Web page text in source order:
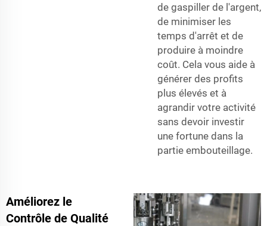
de gaspiller de l'argent,
de minimiser les
temps d'arrêt et de
produire à moindre
coût. Cela vous aide à
générer des profits
plus élevés et à
agrandir votre activité
sans devoir investir
une fortune dans la
partie embouteillage.
Améliorez le
Contrôle de Qualité